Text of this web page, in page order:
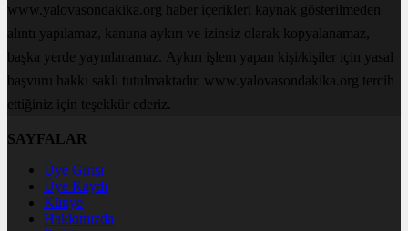
www.yalovasondakika.org haber içerikleri kaynak gösterilmeden
alıntı yapılamaz, kanuna aykırı ve izinsiz olarak kopyalanamaz,
başka yerde yayınlanamaz. Aykırı işlem yapan kişi/kişiler için yasal
başvuru hakkı saklı tutulmaktadır. www.yalovasondakika.org tercih
ettiğiniz için teşekkür ederiz.
SAYFALAR
Üye Girişi
Üye Kaydı
Künye
Hakkımızda